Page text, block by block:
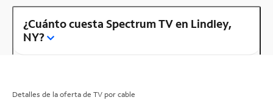
¿Cuánto cuesta Spectrum TV en Lindley,
NY?
Detalles de la oferta de TV por cable